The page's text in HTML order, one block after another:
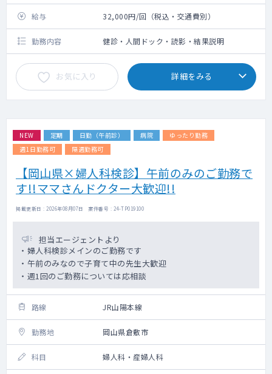
給与 32,000円/回（税込・交通費別）
勤務内容 健診・人間ドック・読影・結果説明
お気に入り 詳細をみる
NEW 定期 日勤（午前診） 病院
ゆったり勤務
週1日勤務可
隔週勤務可
【岡山県×婦人科検診】午前のみのご勤務で
す!!ママさんドクター大歓迎!!
掲載更新日 : 2026年08月07日 案件番号 : 24-TP019100
担当エージェントより
・婦人科検診メインのご勤務です
・午前のみなので子育て中の先生大歓迎
・週1回のご勤務については応相談
路線 JR山陽本線
勤務地 岡山県倉敷市
科目 婦人科・産婦人科